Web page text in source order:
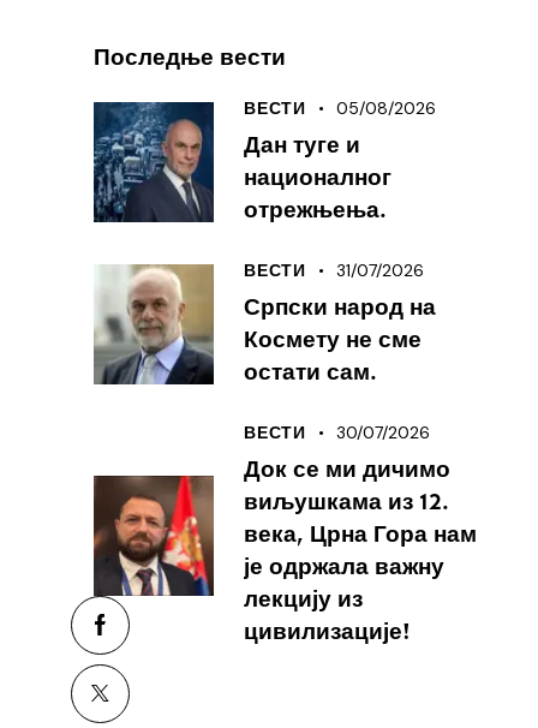
Последње вести
ВЕСТИ 05/08/2026
Дан туге и
националног
отрежњења.
ВЕСТИ 31/07/2026
Српски народ на
Космету не сме
остати сам.
ВЕСТИ 30/07/2026
Док се ми дичимо
виљушкама из 12.
века, Црна Гора нам
је одржала важну
лекцију из
цивилизације!